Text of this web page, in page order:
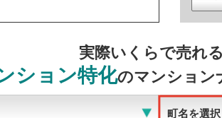
実際いくらで売れ
ション特化のマンション